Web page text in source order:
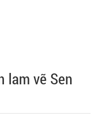
lam vẽ Sen